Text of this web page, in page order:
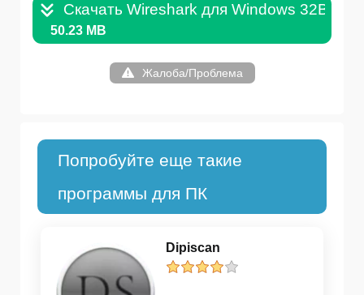
Скачать Wireshark для Windows 32Bit
50.23 MB
Жалоба/Проблема
Попробуйте еще такие
программы для ПК
Dipiscan